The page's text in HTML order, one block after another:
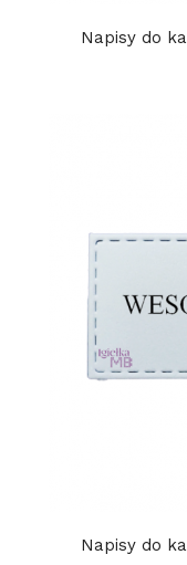
Napisy do
Napisy do